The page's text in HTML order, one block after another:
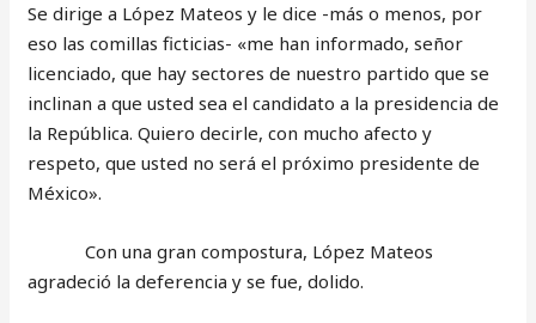
Se dirige a López Mateos y le dice -más o menos, por
eso las comillas ficticias- «me han informado, señor
licenciado, que hay sectores de nuestro partido que se
inclinan a que usted sea el candidato a la presidencia de
la República. Quiero decirle, con mucho afecto y
respeto, que usted no será el próximo presidente de
México».
Con una gran compostura, López Mateos
agradeció la deferencia y se fue, dolido.